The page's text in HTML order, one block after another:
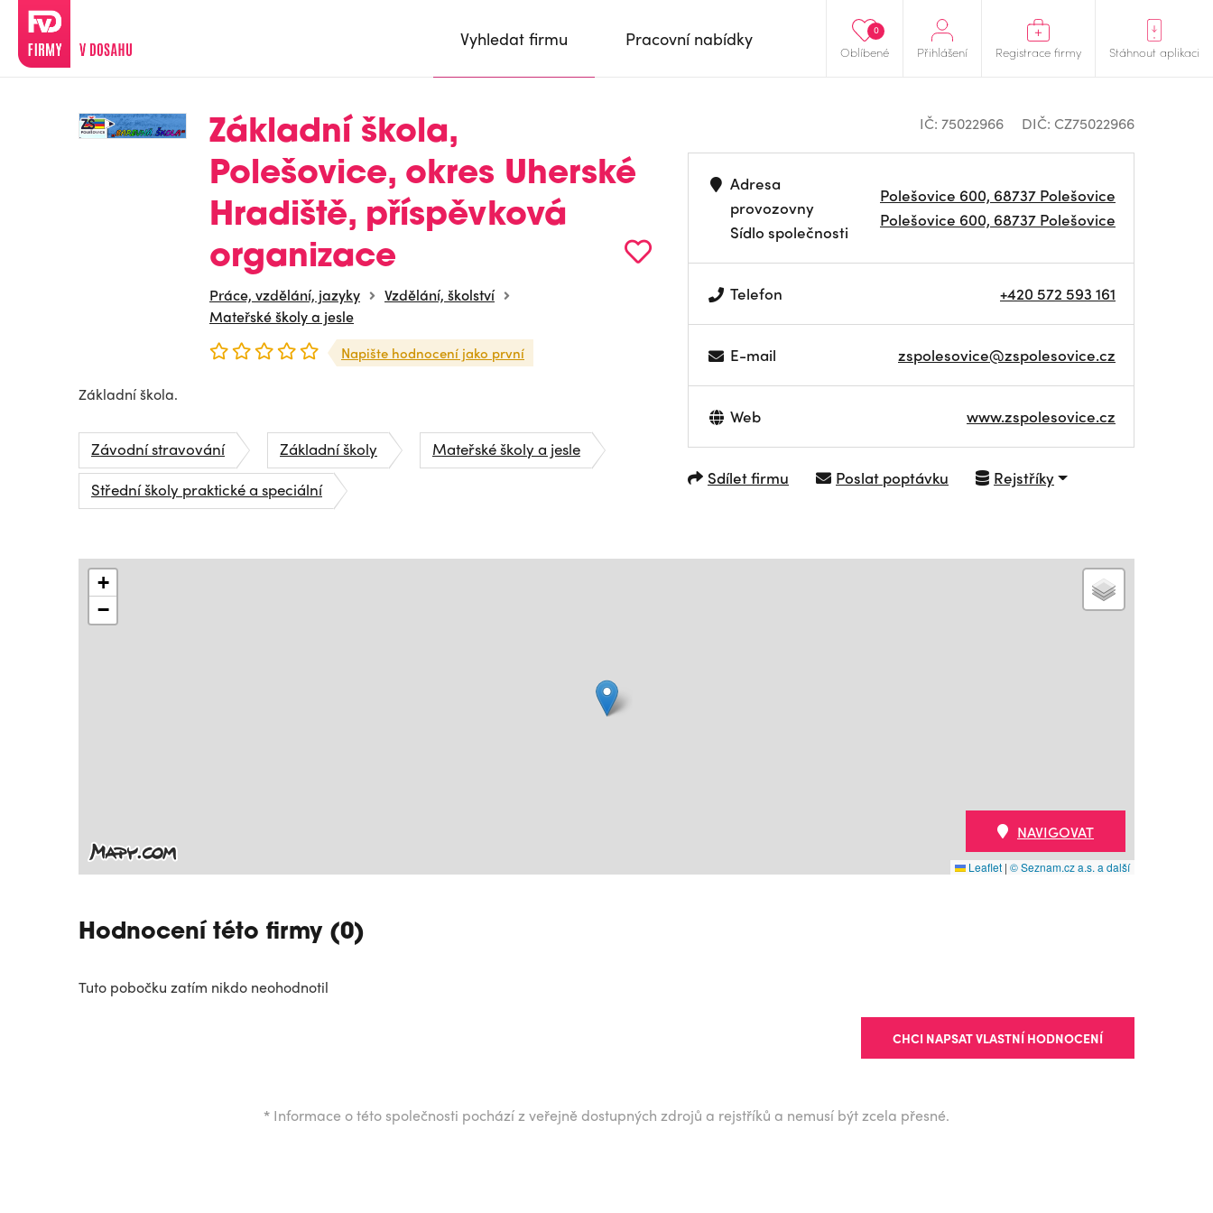
Oblíbené
0
Přihlášení Registrace firmy Stáhnout aplikaci
Vyhledat firmu Pracovní nabídky
Základní škola,
Polešovice, okres Uherské
Hradiště, příspěvková
organizace
Práce, vzdělání, jazyky
Vzdělání, školství
Mateřské školy a jesle
Napište hodnocení jako první
Základní škola.
Závodní stravování Základní školy
Mateřské školy a jesle
Střední školy praktické a speciální
IČ: 75022966 DIČ: CZ75022966
Adresa
provozovny
Sídlo společnosti
Polešovice 600, 68737 Polešovice
Polešovice 600, 68737 Polešovice
Telefon +420 572 593 161
E-mail zspolesovice@zspolesovice.cz
Web www.zspolesovice.cz
Sdílet firmu Poslat poptávku Rejstříky
+
−
Leaflet | © Seznam.cz a.s. a další
NAVIGOVAT
Hodnocení této firmy (0)
Tuto pobočku zatím nikdo neohodnotil
CHCI NAPSAT VLASTNÍ HODNOCENÍ
* Informace o této společnosti pochází z veřejně dostupných zdrojů a rejstříků a nemusí být zcela přesné.